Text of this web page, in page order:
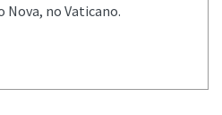
Nova, no Vaticano.